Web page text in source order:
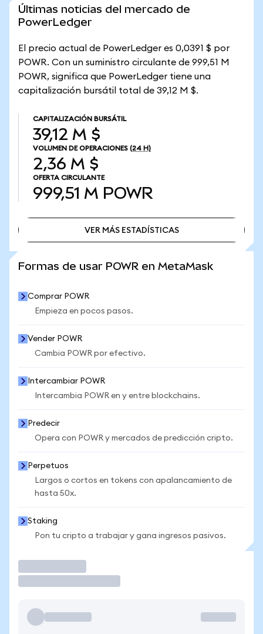
Últimas noticias del mercado de
PowerLedger
El precio actual de PowerLedger es 0,0391 $ por
POWR. Con un suministro circulante de 999,51 M
POWR, significa que PowerLedger tiene una
capitalización bursátil total de 39,12 M $.
CAPITALIZACIÓN BURSÁTIL
39,12 M $
VOLUMEN DE OPERACIONES (24 H)
2,36 M $
OFERTA CIRCULANTE
999,51 M POWR
VER MÁS ESTADÍSTICAS
Formas de usar POWR en MetaMask
Comprar POWR
Empieza en pocos pasos.
Vender POWR
Cambia POWR por efectivo.
Intercambiar POWR
Intercambia POWR en y entre blockchains.
Predecir
Opera con POWR y mercados de predicción cripto.
Perpetuos
Largos o cortos en tokens con apalancamiento de
hasta 50x.
Staking
Pon tu cripto a trabajar y gana ingresos pasivos.